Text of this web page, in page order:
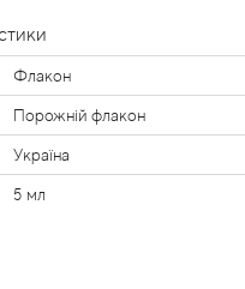
Флакон
Порожній флакон
Україна
5 мл